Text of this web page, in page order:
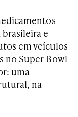
e
em veículos
no Super Bowl
uma
na